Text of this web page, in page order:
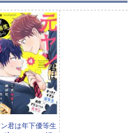
君は年下優等生